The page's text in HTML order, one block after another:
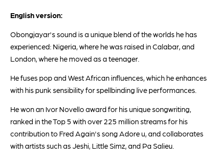
English version:
Obongjayar's sound is a unique blend of the worlds he has
experienced: Nigeria, where he was raised in Calabar, and
London, where he moved as a teenager.
He fuses pop and West African influences, which he enhances
with his punk sensibility for spellbinding live performances.
He won an Ivor Novello award for his unique songwriting,
ranked in the Top 5 with over 225 million streams for his
contribution to Fred Again's song Adore u, and collaborates
with artists such as Jeshi, Little Simz, and Pa Salieu.